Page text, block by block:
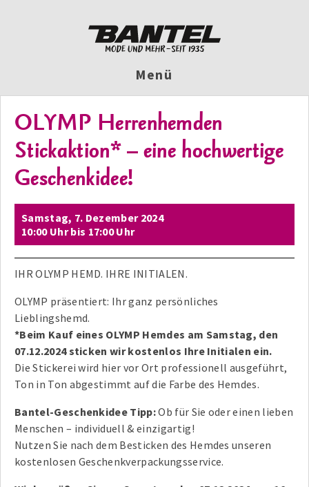
Menü
OLYMP Herrenhemden
Stickaktion* – eine hochwertige
Geschenkidee!
Samstag, 7. Dezember 2024
10:00 Uhr bis 17:00 Uhr
IHR OLYMP HEMD. IHRE INITIALEN.
OLYMP präsentiert: Ihr ganz persönliches
Lieblingshemd.
*Beim Kauf eines OLYMP Hemdes am Samstag, den
07.12.2024 sticken wir kostenlos Ihre Initialen ein.
Die Stickerei wird hier vor Ort professionell ausgeführt,
Ton in Ton abgestimmt auf die Farbe des Hemdes.
Bantel-Geschenkidee Tipp:Ob für Sie oder einen lieben
Menschen – individuell & einzigartig!
Nutzen Sie nach dem Besticken des Hemdes unseren
kostenlosen Geschenkverpackungsservice.